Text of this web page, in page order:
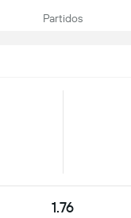
Partidos
1.76